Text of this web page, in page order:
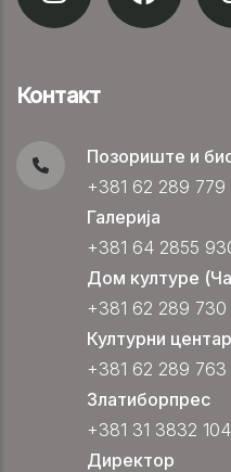
Контакт
Позориште и
+381 62 289 779
Галерија
+381 64 2855
Дом културе
+381 62 289 730
Културни
+381 62 289 763
Златиборпрес
+381 31 3832 104
Директор